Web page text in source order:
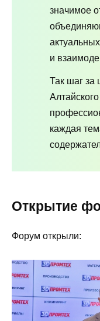
значимое
и
Так шаг
каждая
Открытие
Форум открыли: